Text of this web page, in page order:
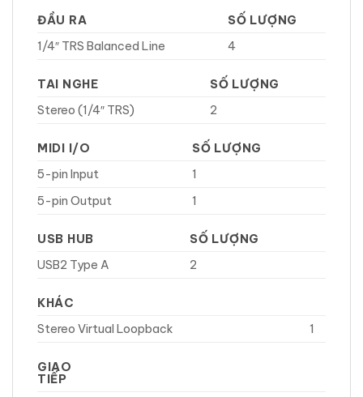
ĐẦU RA
SỐ LƯỢNG
1/4″ TRS Balanced Line
4
TAI NGHE
SỐ LƯỢNG
Stereo (1/4″ TRS)
2
MIDI I/O
SỐ LƯỢNG
5-pin Input
1
5-pin Output
1
USB HUB
SỐ LƯỢNG
USB2 Type A
2
KHÁC
Stereo Virtual Loopback
1
GIAO
TIẾP